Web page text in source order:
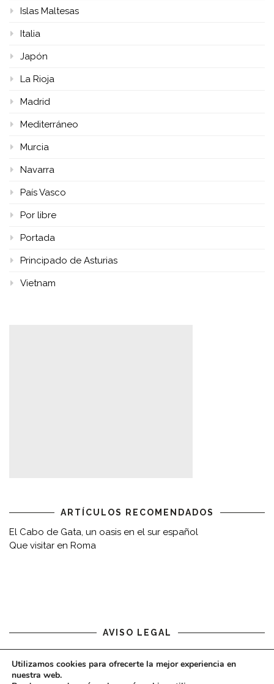
Islas Maltesas
Italia
Japón
La Rioja
Madrid
Mediterráneo
Murcia
Navarra
País Vasco
Por libre
Portada
Principado de Asturias
Vietnam
ARTÍCULOS RECOMENDADOS
El Cabo de Gata, un oasis en el sur español
Que visitar en Roma
AVISO LEGAL
Aviso legal
Utilizamos cookies para ofrecerte la mejor experiencia en
nuestra web.